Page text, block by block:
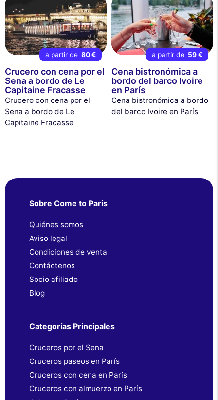
a partir de 80 €
Crucero con cena por el
Sena a bordo de Le
Capitaine Fracasse
Crucero con cena por el
Sena a bordo de Le
Capitaine Fracasse
a partir de 59 €
Cena bistronómica a
bordo del barco Ivoire
en París
Cena bistronómica a bordo
del barco Ivoire en París
Sobre Come to Paris
Quiénes somos
Aviso legal
Condiciones de venta
Contáctenos
Socio afiliado
Blog
Categorías Principales
Cruceros por el Sena
Cruceros paseos en París
Cruceros con cena en París
Cruceros con almuerzo en París